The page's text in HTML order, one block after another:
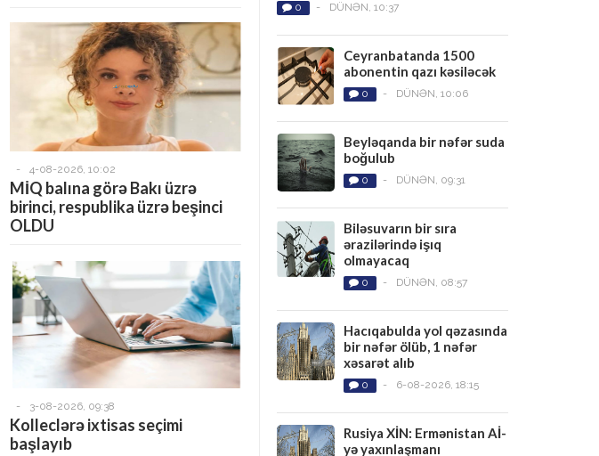
- 4-08-2026, 10:02
MİQ balına görə Bakı üzrə
birinci, respublika üzrə beşinci
OLDU
- 3-08-2026, 09:38
Kolleclərə ixtisas seçimi
başlayıb
0 - DÜNƏN, 10:37
Ceyranbatanda 1500
abonentin qazı kəsiləcək
0 - DÜNƏN, 10:06
Beyləqanda bir nəfər suda
boğulub
0 - DÜNƏN, 09:31
Biləsuvarın bir sıra
ərazilərində işıq
olmayacaq
0 - DÜNƏN, 08:57
Hacıqabulda yol qəzasında
bir nəfər ölüb, 1 nəfər
xəsarət alıb
0 - 6-08-2026, 18:15
Rusiya XİN: Ermənistan Aİ-
yə yaxınlaşmanı